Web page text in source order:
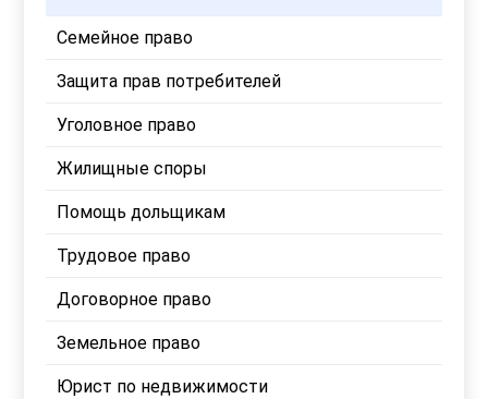
Семейное право
Защита прав потребителей
Уголовное право
Жилищные споры
Помощь дольщикам
Трудовое право
Договорное право
Земельное право
Юрист по недвижимости